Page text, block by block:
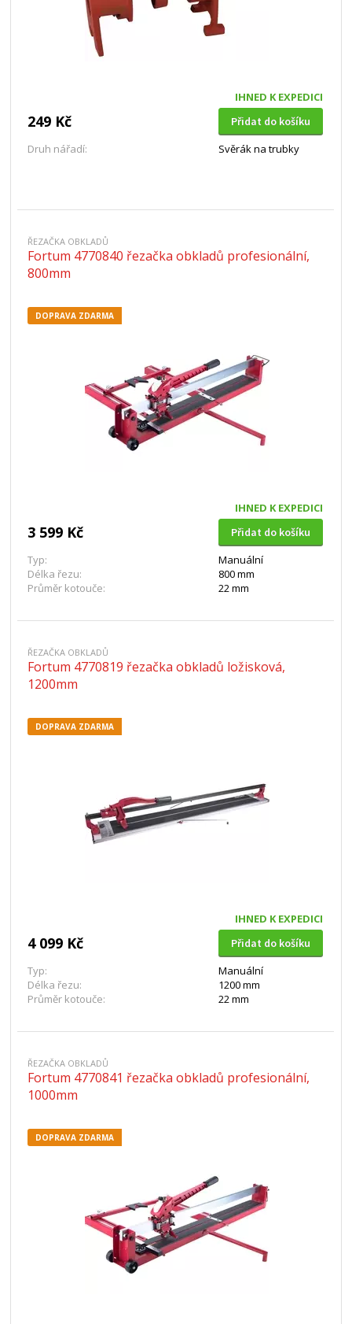
IHNED K EXPEDICI
249 Kč
Přidat do košíku
Druh nářadí:
Svěrák na trubky
ŘEZAČKA OBKLADŮ
Fortum 4770840 řezačka obkladů profesionální,
800mm
DOPRAVA ZDARMA
IHNED K EXPEDICI
3 599 Kč
Přidat do košíku
Typ:
Manuální
Délka řezu:
800 mm
Průměr kotouče:
22 mm
ŘEZAČKA OBKLADŮ
Fortum 4770819 řezačka obkladů ložisková,
1200mm
DOPRAVA ZDARMA
IHNED K EXPEDICI
4 099 Kč
Přidat do košíku
Typ:
Manuální
Délka řezu:
1200 mm
Průměr kotouče:
22 mm
ŘEZAČKA OBKLADŮ
Fortum 4770841 řezačka obkladů profesionální,
1000mm
DOPRAVA ZDARMA